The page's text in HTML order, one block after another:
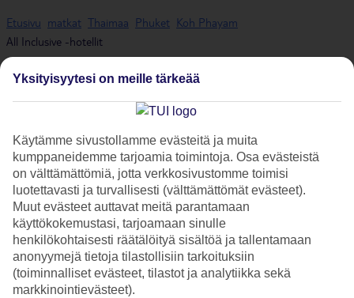
Etusivu matkat Thaimaa Phuket Koh Phayam
All Inclusive -hotellit
All Inclusive - Koh Phayam
SUODATTIMET
Matkustajaa
Päivämäärä ja matkan kesto
Luokitus ja asiakasarviot
HINNAT KAHDELLE, SIS. ALL INCLUSIVE. VALIKOIDEN
AVULLA VOIT VALITA MM. TARKAN LÄHTÖPÄIVÄN
SEKÄ MATKUSTAJIEN MÄÄRÄN.
Näytetään
Yksityisyytesi on meille tärkeää
Käytämme sivustollamme evästeitä ja muita
kumppaneidemme tarjoamia toimintoja. Osa evästeistä
on välttämättömiä, jotta verkkosivustomme toimisi
luotettavasti ja turvallisesti (välttämättömät evästeet).
Muut evästeet auttavat meitä parantamaan
käyttökokemustasi, tarjoamaan sinulle
henkilökohtaisesti räätälöityä sisältöä ja tallentamaan
anonyymejä tietoja tilastollisiin tarkoituksiin
(toiminnalliset evästeet, tilastot ja analytiikka sekä
markkinointievästeet).